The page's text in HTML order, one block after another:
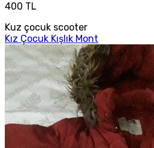
400 TL
Kuz çocuk scooter
Kız Çocuk Kışlık Mont